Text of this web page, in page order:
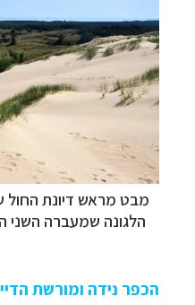
מבט מראש דיונת החול
הלגונה שמעברה השני
הכפר נידה ומורשת